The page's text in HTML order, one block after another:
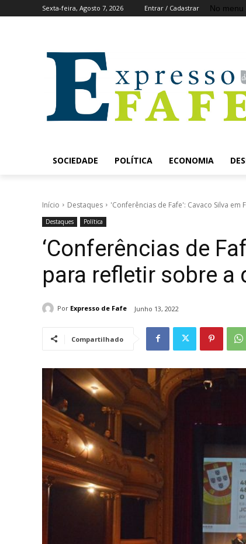
Sexta-feira, Agosto 7, 2026 Entrar / Cadastrar No menu
SOCIEDADE POLÍTICA ECONOMIA
Início Destaques 'Conferências de Fafe': Cavaco Silva em
Destaques Política
‘Conferências de
para refletir sobre
Por Expresso de Fafe Junho 13, 2022
Compartilhado